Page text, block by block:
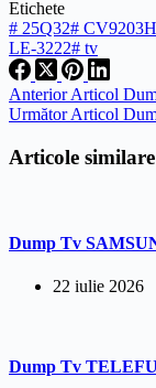
Etichete
# 25Q32#
LE-3222# tv
AnteriorArticol
UrmătorArticol
Articole similare
Dump Tv
22 iulie 2026
Dump Tv